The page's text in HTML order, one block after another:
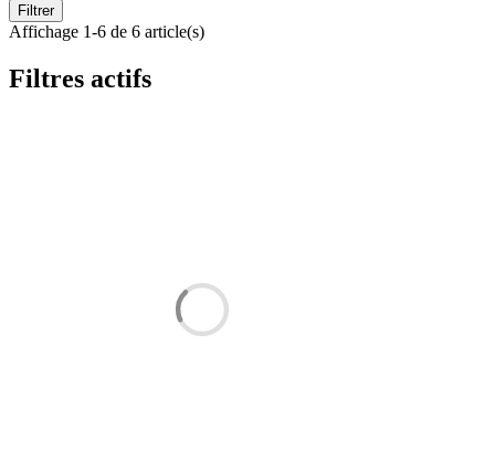
Filtrer
Affichage 1-6 de 6 article(s)
Filtres actifs